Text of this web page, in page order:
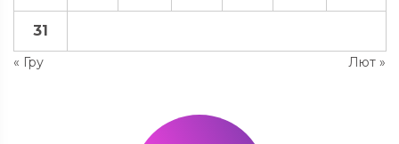
« Гру Лют »
31